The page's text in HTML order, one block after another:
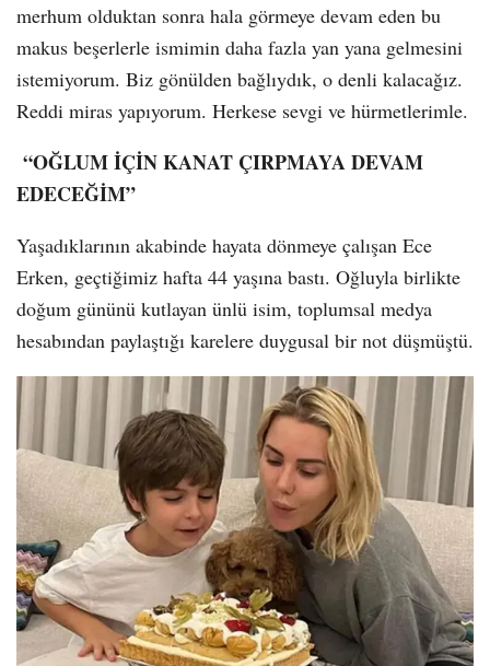
merhum olduktan sonra hala görmeye devam eden bu
makus beşerlerle ismimin daha fazla yan yana gelmesini
istemiyorum. Biz gönülden bağlıydık, o denli kalacağız.
Reddi miras yapıyorum. Herkese sevgi ve hürmetlerimle.
“OĞLUM İÇİN KANAT ÇIRPMAYA DEVAM
EDECEĞİM”
Yaşadıklarının akabinde hayata dönmeye çalışan Ece
Erken, geçtiğimiz hafta 44 yaşına bastı. Oğluyla birlikte
doğum gününü kutlayan ünlü isim, toplumsal medya
hesabından paylaştığı karelere duygusal bir not düşmüştü.